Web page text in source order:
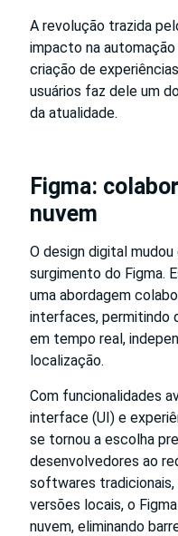
A revolução trazida
impacto na
criação de
usuários faz dele um
da atualidade.
Figma:
nuvem
O design digital
surgimento do Figma.
uma abordagem
interfaces, permitindo
em tempo real,
localização.
Com funcionalidades
interface (UI) e
se tornou a escolha
desenvolvedores ao
softwares
versões locais, o
nuvem, eliminando